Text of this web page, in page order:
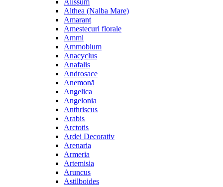
Alissum
Althea (Nalba Mare)
Amarant
Amestecuri florale
Ammi
Ammobium
Anacyclus
Anafalis
Androsace
Anemonă
Angelica
Angelonia
Anthriscus
Arabis
Arctotis
Ardei Decorativ
Arenaria
Armeria
Artemisia
Aruncus
Astilboides